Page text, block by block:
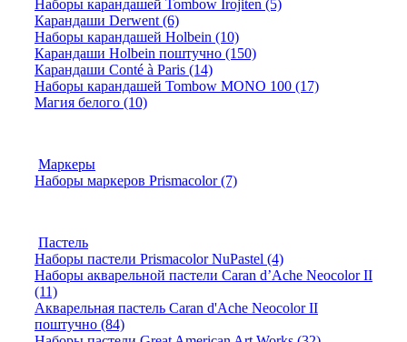
Наборы карандашей Tombow Irojiten (5)
Карандаши Derwent (6)
Наборы карандашей Holbein (10)
Карандаши Holbein поштучно (150)
Карандаши Conté à Paris (14)
Наборы карандашей Tombow MONO 100 (17)
Магия белого (10)
Маркеры
Наборы маркеров Prismacolor (7)
Пастель
Наборы пастели Prismacolor NuPastel (4)
Наборы акварельной пастели Caran d’Ache Neocolor II
(11)
Акварельная пастель Caran d'Ache Neocolor II
поштучно (84)